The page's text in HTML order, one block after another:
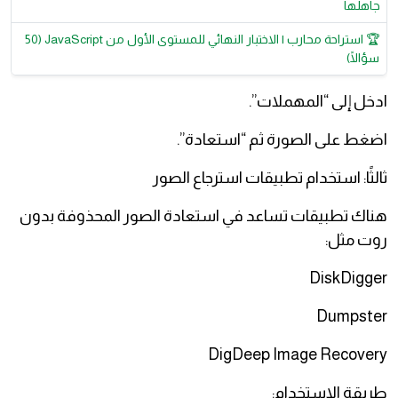
جاهلها
🏆 استراحة محارب | الاختبار النهائي للمستوى الأول من JavaScript (50
سؤالًا)
ادخل إلى “المهملات”.
اضغط على الصورة ثم “استعادة”.
ثالثًا: استخدام تطبيقات استرجاع الصور
هناك تطبيقات تساعد في استعادة الصور المحذوفة بدون
روت مثل:
DiskDigger
Dumpster
DigDeep Image Recovery
طريقة الاستخدام: